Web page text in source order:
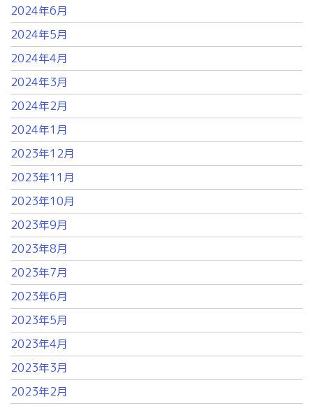
2024年6月
2024年5月
2024年4月
2024年3月
2024年2月
2024年1月
2023年12月
2023年11月
2023年10月
2023年9月
2023年8月
2023年7月
2023年6月
2023年5月
2023年4月
2023年3月
2023年2月